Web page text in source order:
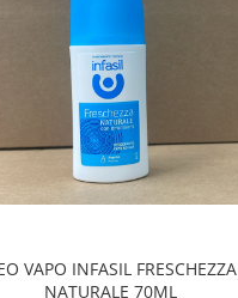
VAPO INFASIL FRESCHEZZA
NATURALE 70ML